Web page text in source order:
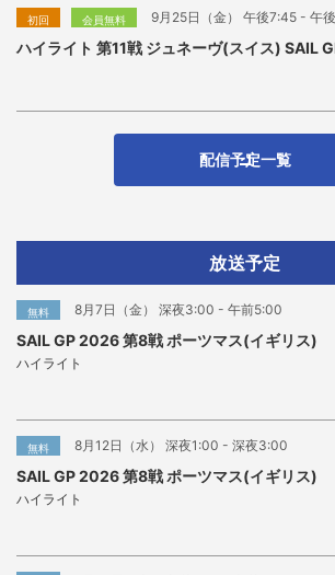
初回 会員無料 9月25日（金） 午後7:45 - 午
ハイライト 第11戦 ジュネーヴ(スイス) SAIL
配信予定一覧
放送予定
無料 8月7日（金） 深夜3:00 - 午前5:00
SAIL GP 2026 第8戦 ポーツマス(イギリス)
ハイライト
無料 8月12日（水） 深夜1:00 - 深夜3:00
SAIL GP 2026 第8戦 ポーツマス(イギリス)
ハイライト